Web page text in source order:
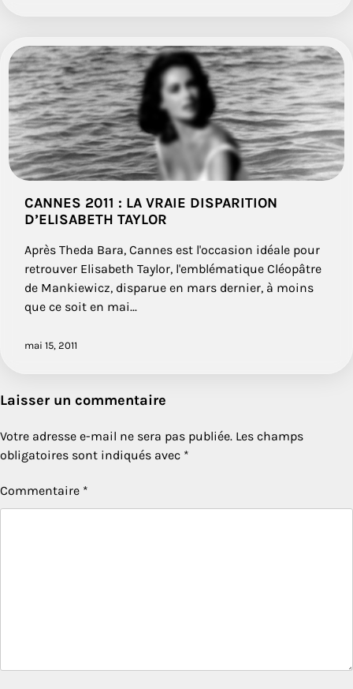
CANNES 2011 : LA VRAIE DISPARITION
D’ELISABETH TAYLOR
Après Theda Bara, Cannes est l'occasion idéale pour
retrouver Elisabeth Taylor, l'emblématique Cléopâtre
de Mankiewicz, disparue en mars dernier, à moins
que ce soit en mai...
mai 15, 2011
Laisser un commentaire
Votre adresse e-mail ne sera pas publiée. Les champs
obligatoires sont indiqués avec *
Commentaire *